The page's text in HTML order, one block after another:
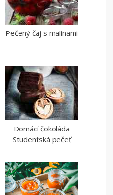
Pečený čaj s malinami
Domácí čokoláda
Studentská pečeť